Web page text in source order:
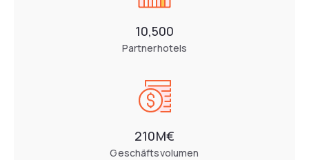
10,500
Partnerhotels
210M€
Geschäftsvolumen